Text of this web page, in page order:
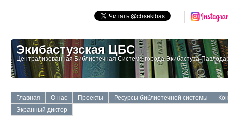
Экибастузская ЦБС
Централизованная Библиотечная Система города Экибастуза
Главная О нас Проекты Ресурсы библиотечной системы
Экранный диктор